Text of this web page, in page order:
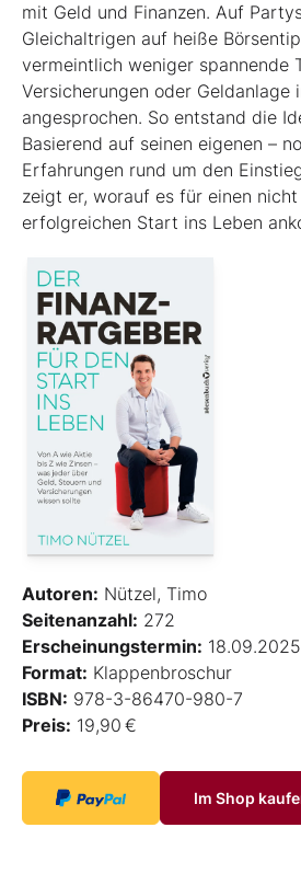
mit Geld und Finanzen. Auf
Gleichaltrigen auf heiße
vermeintlich weniger spannende
Versicherungen oder Geldanlage
angesprochen. So entstand die
Basierend auf seinen eigenen –
Erfahrungen rund um den
zeigt er, worauf es für einen
erfolgreichen Start ins Leben
Autoren: Nützel, Timo
Seitenanzahl: 272
Erscheinungstermin: 18.09.2025
Format: Klappenbroschur
ISBN: 978-3-86470-980-7
Preis: 19,90 €
Im Shop